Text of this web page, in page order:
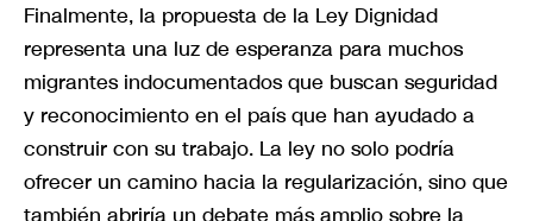
Finalmente, la propuesta de la Ley Dignidad
representa una luz de esperanza para muchos
migrantes indocumentados que buscan seguridad
y reconocimiento en el país que han ayudado a
construir con su trabajo. La ley no solo podría
ofrecer un camino hacia la regularización, sino que
también abriría un debate más amplio sobre la